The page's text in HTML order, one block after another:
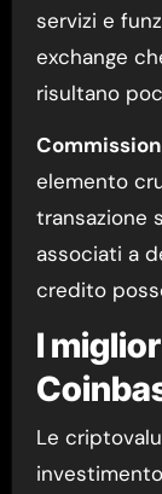
servizi e
exchange
risultano
elemento
transazione
associati a
credito
I
Le